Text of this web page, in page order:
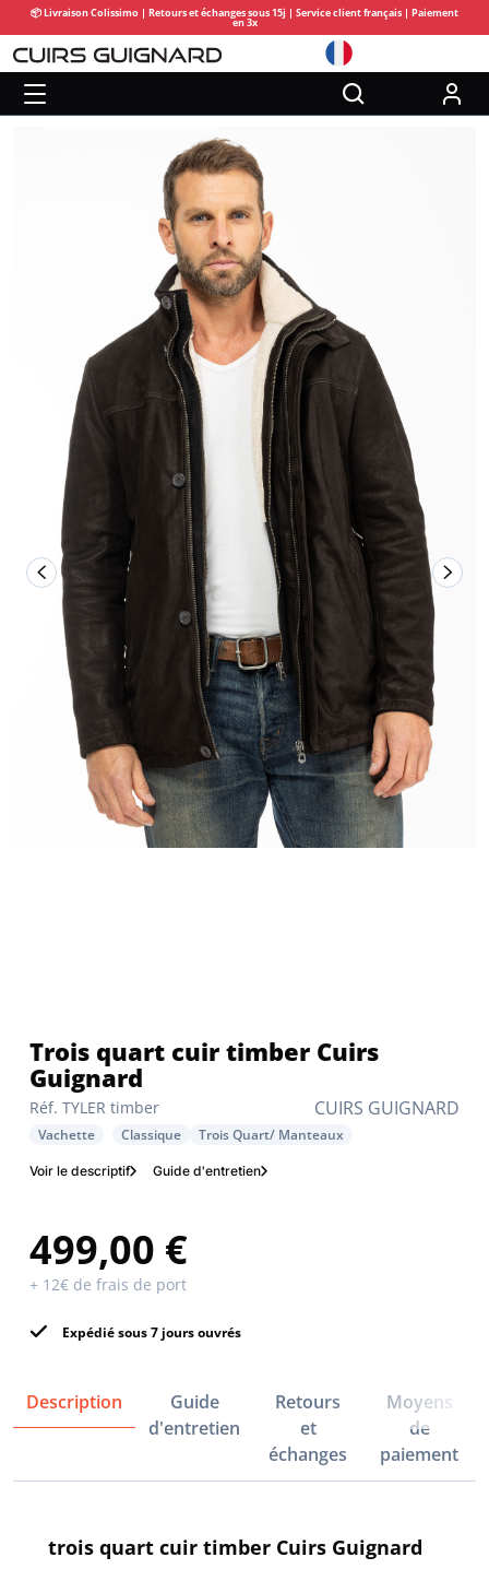
📦 Livraison Colissimo | Retours et échanges sous 15j | Service client français | Paiement
en 3x
CUIRS GUIGNARD
Réf. TYLER timber
trois quart cuir timber Cuirs
Guignard
Vachette Classique Trois Quart/ Manteaux
Voir le descriptif Guide d'entretien
499,00 €
+ 12€ de frais de port
Expédié sous 7 jours ouvrés
Description
Guide
d'entretien
Retours
et
échanges
Moyens
de
paiement
trois quart cuir timber Cuirs Guignard